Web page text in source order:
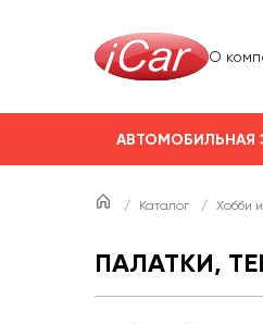
О
АВТОМОБИЛЬНАЯ
/ Каталог / Хобби
ПАЛАТКИ,